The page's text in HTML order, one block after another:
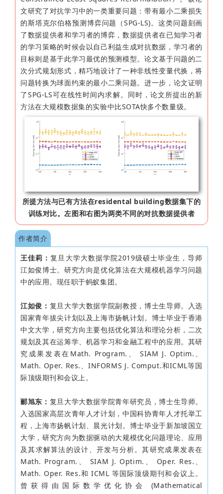
文研究了对抗学习中的一类重要问题：带有最小二乘损失
的斯塔克尔伯格预测博弈问题（SPG-LS)。这类问题刻画
了数据提供者和学习者的博弈，数据提供者在已知学习者
的学习策略的时候会以自己利益生成对抗数据，学习者的
目标则是基于此学习最优的预测模型。论文基于问题的二
次分式规划形式，精巧地设计了一种非线性变量代换，将
问题转换为球面约束的最小二乘问题。进一步，论文证明
了SPG-LS可在线性时间内求解。同时，论文所提出的新
方法在大规模数据集的实验中比SOTA快多个数量级。
所提方法与已有方法在residental building数据集下的
训练对比。左图和右图为两类不同的对抗数据提供者
作者简介
王佳莉：复旦大学大数据学院2019级硕士毕业生，导师
江如俊博士。研究方向是优化算法在大规模机器学习问题
中的应用。现任职于蚂蚁集团。
江如俊： 复旦大学大数据学院副教授，博士生导师。入选
国家青年拔尖计划以及上海市扬帆计划。博士毕业于香港
中文大学，研究方向主要包括优化算法和理论分析，二次
规划及其在运筹学、机器学习和金融工程中的应用。其研
究成果发表在Math. Program.、 SIAM J. Optim.、
Math. Oper. Res.、INFORMS J. Comput.和ICML等国
际顶级期刊和会议上。
郦旭东： 复旦大学大数据学院青年研究员，博士生导师。
入选国家高层次青年人才计划，中国科协青年人才托举工
程，上海市扬帆计划、晨光计划。博士毕业于新加坡国立
大学，研究方向为数据驱动的大规模优化问题理论、应用
及其求解算法的设计、开发与分析。其研究成果发表在
Math. Program.、 SIAM J. Optim.、 Oper. Res.、
Math. Oper. Res.和 ICML 等国际顶级期刊和会议上。
曾获得由国际数学优化协会 (Mathematical